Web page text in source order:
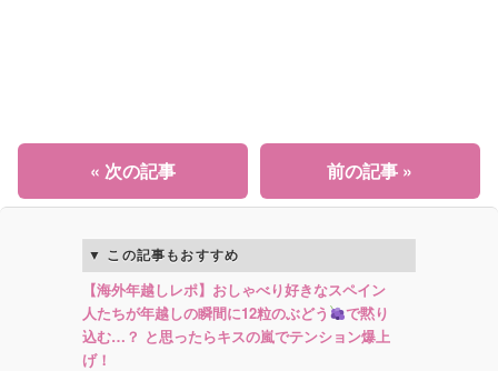
前の記事 »
« 次の記事
この記事もおすすめ
【海外年越しレポ】おしゃべり好きなスペイン
人たちが年越しの瞬間に12粒のぶどう
で黙り
込む…？ と思ったらキスの嵐でテンション爆上
げ！